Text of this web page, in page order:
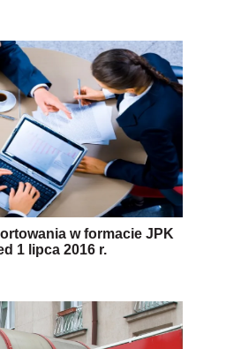
w formacie JPK
1 lipca 2016 r.